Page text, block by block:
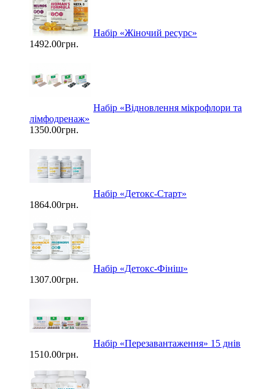
Набір «Жіночий ресурс»
1492.00грн.
Набір «Відновлення мікрофлори та
лімфодренаж»
1350.00грн.
Набір «Детокс-Старт»
1864.00грн.
Набір «Детокс-Фініш»
1307.00грн.
Набір «Перезавантаження» 15 днів
1510.00грн.